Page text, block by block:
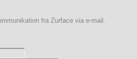
fra Zurface via e-mail.